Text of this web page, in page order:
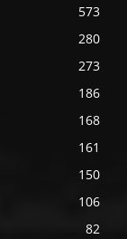
573
280
273
186
168
161
150
106
82